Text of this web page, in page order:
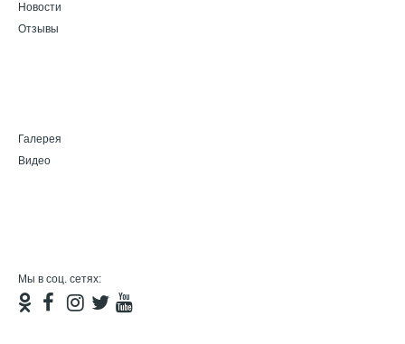
Новости
Отзывы
Галерея
Видео
Мы в соц. сетях: